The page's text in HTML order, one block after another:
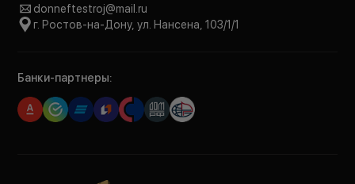
donneftestroj@mail.ru
г. Ростов-на-Дону, ул. Нансена, 103/1/1
Банки-партнеры: